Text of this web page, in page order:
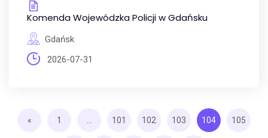
Komenda Wojewódzka Policji w Gdańsku
Gdańsk
2026-07-31
« 1 101 102 103 104 105